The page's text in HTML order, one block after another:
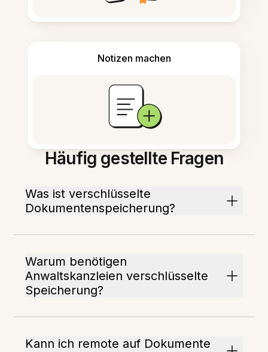
Notizen machen
Häufig gestellte Fragen
Was ist verschlüsselte
Dokumentenspeicherung?
Warum benötigen
Anwaltskanzleien verschlüsselte
Speicherung?
Kann ich remote auf Dokumente